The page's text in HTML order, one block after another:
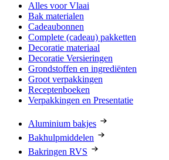
Alles voor Vlaai
Bak materialen
Cadeaubonnen
Complete (cadeau) pakketten
Decoratie materiaal
Decoratie Versieringen
Grondstoffen en ingrediënten
Groot verpakkingen
Receptenboeken
Verpakkingen en Presentatie
Aluminium bakjes
Bakhulpmiddelen
Bakringen RVS